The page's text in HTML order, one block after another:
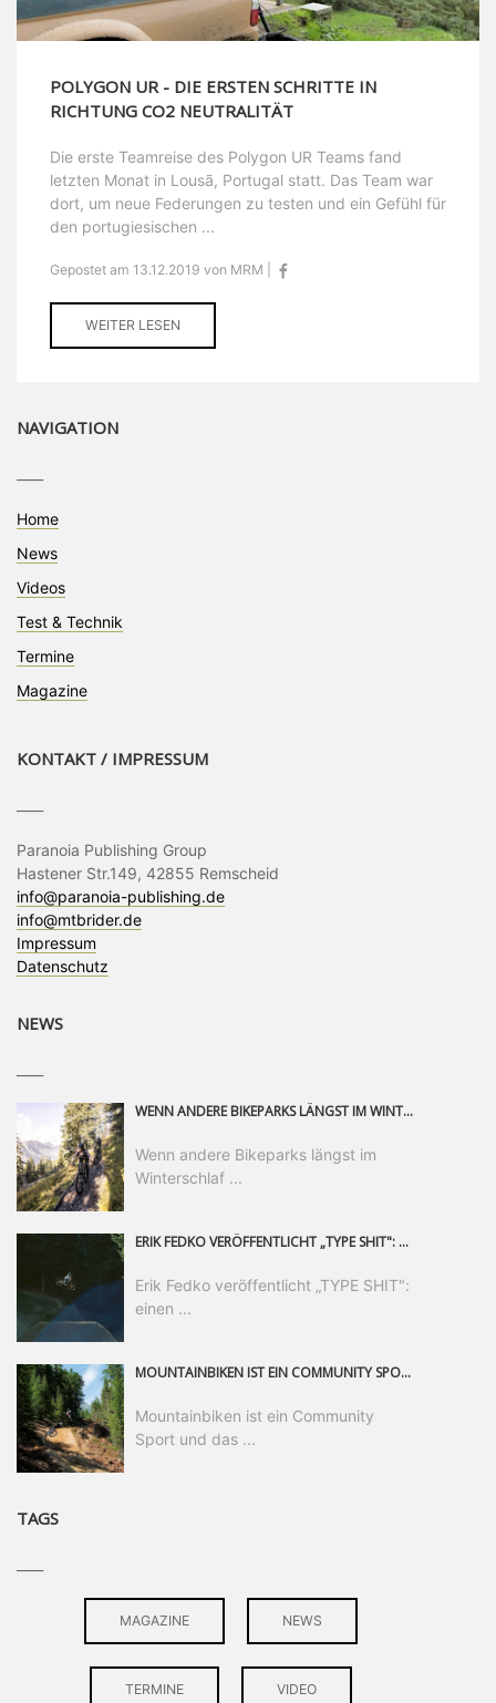
POLYGON UR - DIE ERSTEN SCHRITTE IN
RICHTUNG CO2 NEUTRALITÄT
Die erste Teamreise des Polygon UR Teams fand
letzten Monat in Lousã, Portugal statt. Das Team war
dort, um neue Federungen zu testen und ein Gefühl für
den portugiesischen ...
Gepostet am 13.12.2019 von MRM |
WEITER LESEN
NAVIGATION
Home
News
Videos
Test & Technik
Termine
Magazine
KONTAKT / IMPRESSUM
Paranoia Publishing Group
Hastener Str.149, 42855 Remscheid
info@paranoia-publishing.de
info@mtbrider.de
Impressum
Datenschutz
NEWS
WENN ANDERE BIKEPARKS LÄNGST IM WINTERSCHLAF SIND, IST MAN IN SAALFELDEN LEOGANG IMMER NOCH AM MOUNTAINBIKEN. IST DER HERBST DIE SCHÖNSTE ZEIT DES JAHRES? AUF DEN TRAILS RUND UM SAALFELDEN LEOGANG UND IM EPIC BIKEPARK LEOGANG IST ER DAS AUF JEDEN FALL – UND DIE GEFÜHLT DIE LÄNGSTE NOCH DAZU. NOCH BIS MINDESTENS 8. NOVEMBER STEHT DAS PINZGAUER MOUNTAINBIKE-PARADIES ALLEN RIDERN OFFEN, DIE EINFACH NICHT GENUG KRIEGEN KÖNNEN. DABEI HÄLT DIE GOLDENE JAHRESZEIT IN SAALFELDEN LEOGANG WEIT MEHR ALS LINES, TRAILS UND HERBSTPANORAMEN BEREIT: MIT DEM BIKE FESTIVAL, VERSCHIEDENEN LADIES SHRED EVENTS UND EINEM DIE GESAMTE SAISON ANDAUERNDEN PHOTO CONTEST ZUM 25-JÄHRIGEN BIKEPARK-JUBILÄUM GIBT ES RUND UM ÖSTERREICHS ÄLTESTEN BIKEPARK EINIGES ZU ERLEBEN.
Wenn andere Bikeparks längst im
Winterschlaf ...
ERIK FEDKO VERÖFFENTLICHT „TYPE SHIT": EINEN 23-MINÜTIGEN MOUNTAINBIKE-FILM, ÜBER DREI JAHRE RUND UM DIE WELT GEDREHT. ZEITGLEICH LAUNCHT ER DIE GLEICHNAMIGE KOLLEKTION SEINER BRAND TYPE. EIN SEGMENT DES FILMS ERSCHEINT SEPARAT AUF RED BULL BIKE.
Erik Fedko veröffentlicht „TYPE SHIT":
einen ...
MOUNTAINBIKEN IST EIN COMMUNITY SPORT UND DAS BEWEIST SICH IN DER BIKE REPUBLIC SÖLDEN GERADE EINDRUCKSVOLL AUF ALLEN LEVELN. FREERIDE PROFI, SHAPERIN UND FRISCH GEWÄHLTE SWATCH NINES MVP VERO SANDLER IST BEGEISTERT VON DER VIELFALT DER BIKE DESTINATION, DER NEUEN JUMPLINE UND PLÄDIERT FÜR MUT BEI (FRAUEN) COMMUNITIES. VERO UND IHR VERLOBTER SAM HODGES VERBRINGEN MEHRERE MONATE IN DER BIKE REPUBLIC UND LASSEN UNS DARAN TEILHABEN. UM COMMUNITY GEHT ES AUCH BEI DER PARTNERSCHAFT ZWISCHEN SÖLDEN UND DEM NEUEN RIDERS PARK DONOVALY IN DER SLOWAKEI: DER DORTIGE TOURISMUSDIREKTOR JIRI PEC IST ÜBERZEUGT: VON MEHR BIKEPARKS PROFITIERT DIE GANZE MTB-SZENE – UND MIT DOMINIK LINSER, GESCHÄFTSFÜHRER DER BRS, HAT ER DAMIT DEN PERFEKTEN PARTNER GEFUNDEN.
Mountainbiken ist ein Community
Sport und das ...
TAGS
MAGAZINE NEWS
TERMINE VIDEO